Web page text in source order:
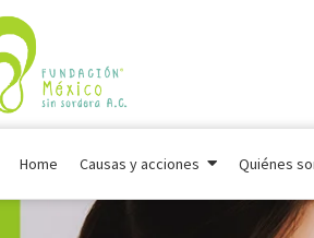
Home Causas y acciones Quiénes